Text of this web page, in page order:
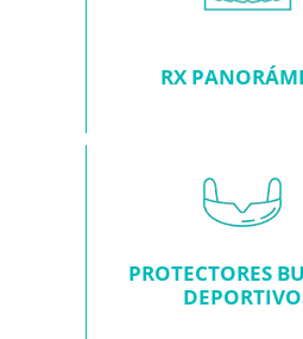
RX
PROTECTORES